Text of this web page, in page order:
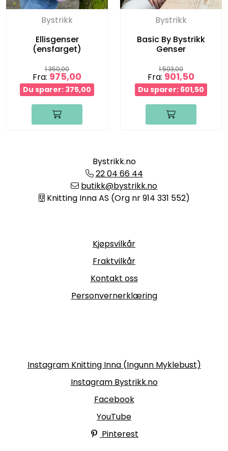
Bystrikk
Ellisgenser
(ensfarget)
1.350,00
Fra: 975,00
Du sparer: 375,00
Bystrikk
Basic By Bystrikk
Genser
1.503,00
Fra: 901,50
Du sparer: 601,50
Bystrikk.no
22 04 66 44
butikk@bystrikk.no
Knitting Inna AS (Org nr 914 331 552)
Kjøpsvilkår
Fraktvilkår
Kontakt oss
Personvernerklæring
Instagram Knitting Inna (Ingunn Myklebust)
Instagram Bystrikk.no
Facebook
YouTube
Pinterest